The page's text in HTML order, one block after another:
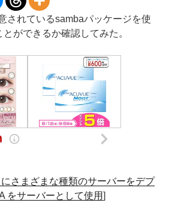
されているsambaパッケージを使
ができるか確認してみた。
さまざまな種類のサーバーをデプ
をサーバーとして使用]